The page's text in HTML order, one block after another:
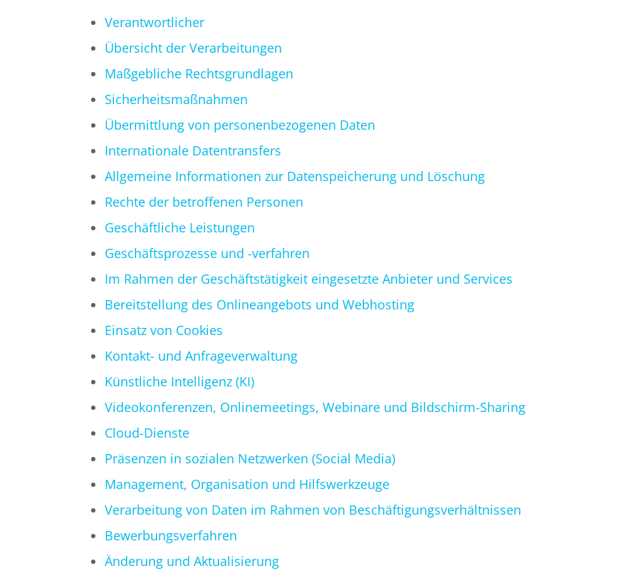
Verantwortlicher
Übersicht der Verarbeitungen
Maßgebliche Rechtsgrundlagen
Sicherheitsmaßnahmen
Übermittlung von personenbezogenen Daten
Internationale Datentransfers
Allgemeine Informationen zur Datenspeicherung und Löschung
Rechte der betroffenen Personen
Geschäftliche Leistungen
Geschäftsprozesse und -verfahren
Im Rahmen der Geschäftstätigkeit eingesetzte Anbieter und Services
Bereitstellung des Onlineangebots und Webhosting
Einsatz von Cookies
Kontakt- und Anfrageverwaltung
Künstliche Intelligenz (KI)
Videokonferenzen, Onlinemeetings, Webinare und Bildschirm-Sharing
Cloud-Dienste
Präsenzen in sozialen Netzwerken (Social Media)
Management, Organisation und Hilfswerkzeuge
Verarbeitung von Daten im Rahmen von Beschäftigungsverhältnissen
Bewerbungsverfahren
Änderung und Aktualisierung